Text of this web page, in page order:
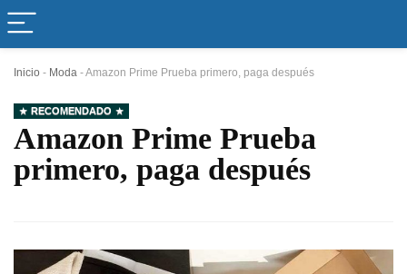
Inicio - Moda -Amazon Prime Prueba primero, paga después
RECOMENDADO
Amazon Prime Prueba
primero, paga después